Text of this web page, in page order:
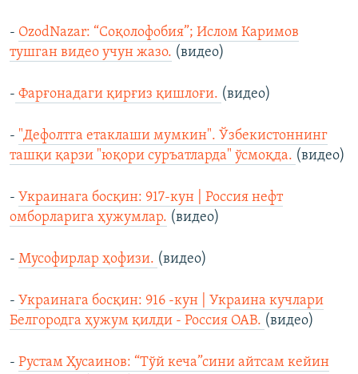
- OzodNazar: “Соқолофобия”; Ислом Каримов
тушган видео учун жазо. (видео)
- Фарғонадаги қирғиз қишлоғи. (видео)
- "Дефолтга етаклаши мумкин". Ўзбекистоннинг
ташқи қарзи "юқори суръатларда" ўсмоқда. (видео)
- Украинага босқин: 917-кун | Россия нефт
омборларига ҳужумлар. (видео)
- Мусофирлар ҳофизи. (видео)
- Украинага босқин: 916 -кун | Украина кучлари
Белгородга ҳужум қилди - Россия ОАВ. (видео)
- Рустам Ҳусаинов: “Тўй кеча”сини айтсам кейин